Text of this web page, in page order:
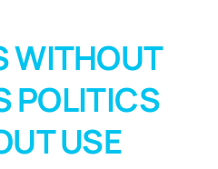
WITHOUT
POLITICS
USE